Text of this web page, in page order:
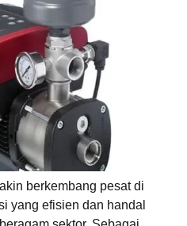
berkembang pesat di
yang efisien dan handal